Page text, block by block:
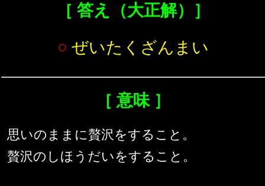
［ 答え（大正解）］
○ ぜいたくざんまい
［ 意味 ］
思いのままに贅沢をすること。
贅沢のしほうだいをすること。